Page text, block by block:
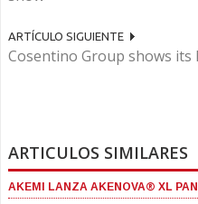
ARTÍCULO SIGUIENTE
Cosentino Group shows
ARTICULOS SIMILARES
AKEMI LANZA AKENOVA® XL